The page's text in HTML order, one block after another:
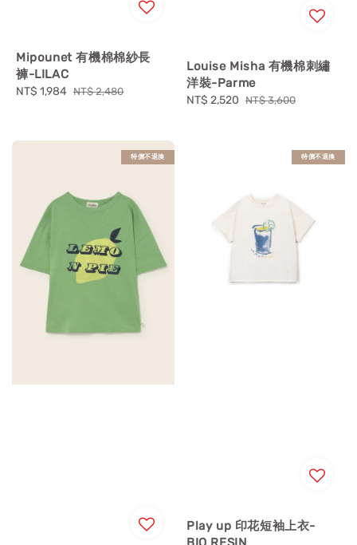
Mipounet 有機棉棉紗長
褲-LILAC
Sale
NT$ 1,984 Regular
NT$ 2,480
Louise Misha 有機棉刺繡
洋裝-Parme
Sale
NT$ 2,520 Regular
NT$ 3,600
特價不退換 特價不退換
Play up 印花短袖上衣-